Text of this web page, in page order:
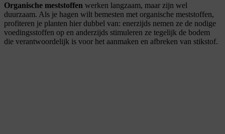
Organische meststoffen werken langzaam, maar zijn wel
duurzaam. Als je hagen wilt bemesten met organische meststoffen,
profiteren je planten hier dubbel van: enerzijds nemen ze de nodige
voedingsstoffen op en anderzijds stimuleren ze tegelijk de bodem
die verantwoordelijk is voor het aanmaken en afbreken van stikstof.